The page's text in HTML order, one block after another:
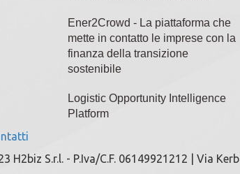
Ener2Crowd - La piattaforma che
mette in contatto le imprese con la
finanza della transizione
sostenibile
Logistic Opportunity Intelligence
Platform
H2biz S.r.l. - P.Iva/C.F. 06149921212 | Via